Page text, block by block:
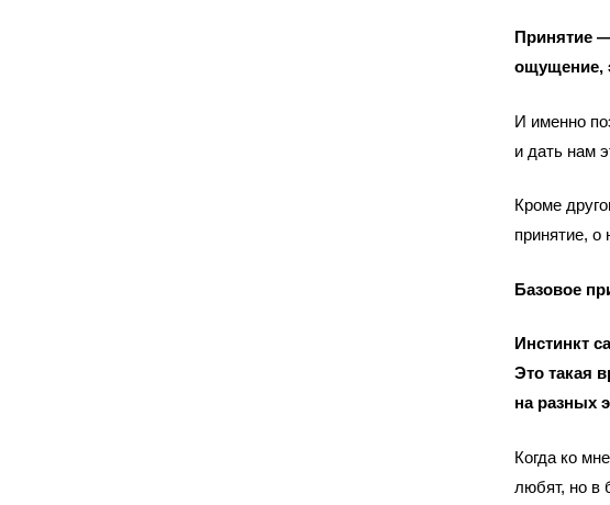
Принятие
ощущение,
И именно
и дать нам
Кроме
принятие, о
Базовое
Инстинкт
Это такая
на разных
Когда ко
любят, но в